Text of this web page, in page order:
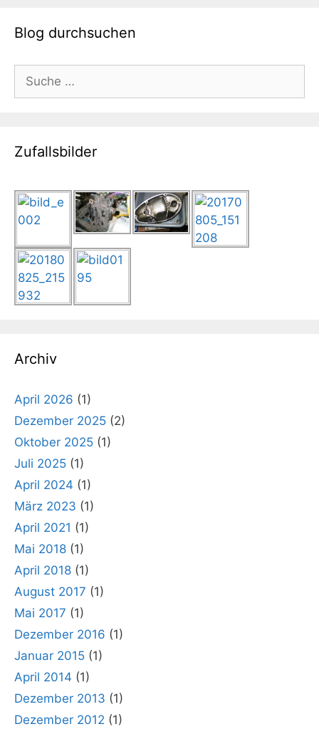
Blog durchsuchen
nach:
Zufallsbilder
Archiv
April 2026 (1)
Dezember 2025 (2)
Oktober 2025 (1)
Juli 2025 (1)
April 2024 (1)
März 2023 (1)
April 2021 (1)
Mai 2018 (1)
April 2018 (1)
August 2017 (1)
Mai 2017 (1)
Dezember 2016 (1)
Januar 2015 (1)
April 2014 (1)
Dezember 2013 (1)
Dezember 2012 (1)